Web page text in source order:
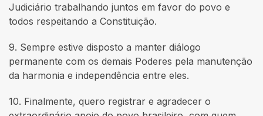
Judiciário trabalhando juntos em favor do povo e
todos respeitando a Constituição.
9. Sempre estive disposto a manter diálogo
permanente com os demais Poderes pela manutenção
da harmonia e independência entre eles.
10. Finalmente, quero registrar e agradecer o